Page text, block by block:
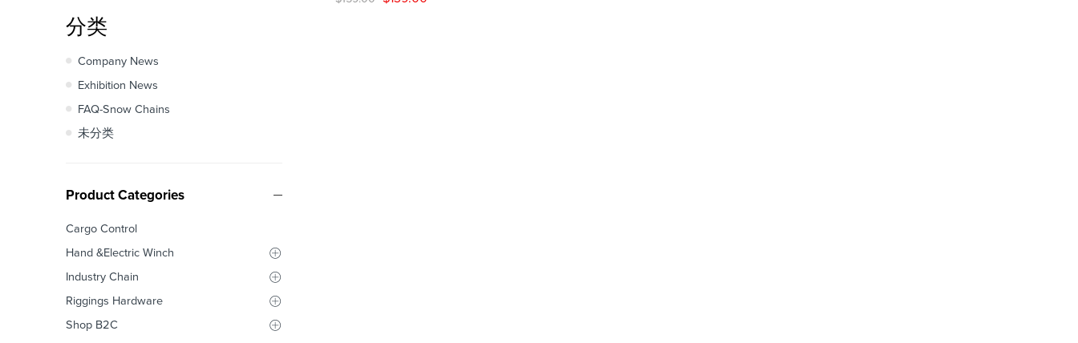
分类
Company News
Exhibition News
FAQ-Snow Chains
未分类
Product Categories
Cargo Control
Hand &Electric Winch
Industry Chain
Riggings Hardware
Shop B2C